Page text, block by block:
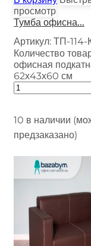
просмотр
Тумба офисна...
Артикул: ТП-114-
Количество
офисная
62х43х60 см
10 в наличии
предзаказано)